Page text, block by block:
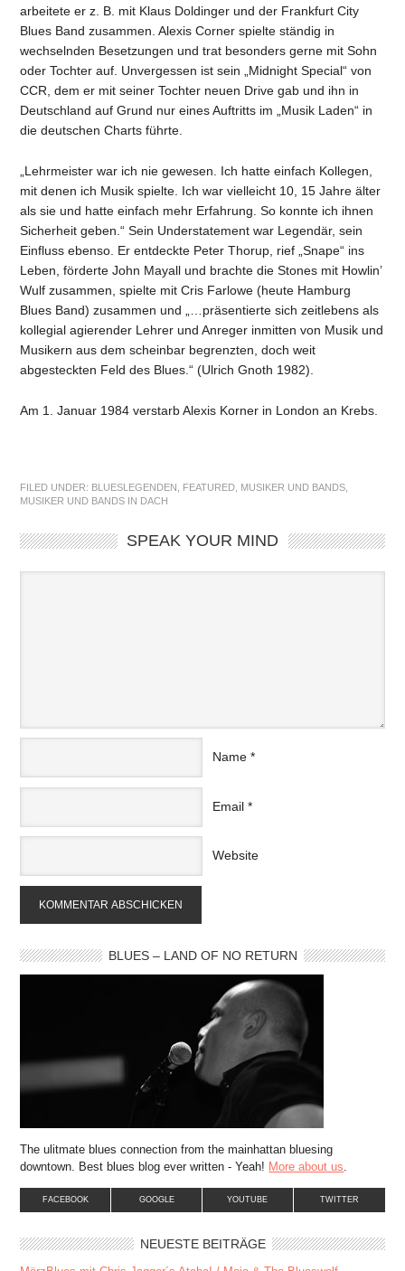
arbeitete er z. B. mit Klaus Doldinger und der Frankfurt City
Blues Band zusammen. Alexis Corner spielte ständig in
wechselnden Besetzungen und trat besonders gerne mit Sohn
oder Tochter auf. Unvergessen ist sein „Midnight Special“ von
CCR, dem er mit seiner Tochter neuen Drive gab und ihn in
Deutschland auf Grund nur eines Auftritts im „Musik Laden“ in
die deutschen Charts führte.
„Lehrmeister war ich nie gewesen. Ich hatte einfach Kollegen,
mit denen ich Musik spielte. Ich war vielleicht 10, 15 Jahre älter
als sie und hatte einfach mehr Erfahrung. So konnte ich ihnen
Sicherheit geben.“ Sein Understatement war Legendär, sein
Einfluss ebenso. Er entdeckte Peter Thorup, rief „Snape“ ins
Leben, förderte John Mayall und brachte die Stones mit Howlin’
Wulf zusammen, spielte mit Cris Farlowe (heute Hamburg
Blues Band) zusammen und „…präsentierte sich zeitlebens als
kollegial agierender Lehrer und Anreger inmitten von Musik und
Musikern aus dem scheinbar begrenzten, doch weit
abgesteckten Feld des Blues.“ (Ulrich Gnoth 1982).
Am 1. Januar 1984 verstarb Alexis Korner in London an Krebs.
FILED UNDER: BLUESLEGENDEN FEATURED MUSIKER UND BANDS
MUSIKER UND BANDS IN DACH
SPEAK YOUR MIND
Name *
Email *
Website
BLUES – LAND OF NO RETURN
The ulitmate blues connection from the mainhattan bluesing
downtown. Best blues blog ever written - Yeah! More about us
FACEBOOK GOOGLE YOUTUBE TWITTER
NEUESTE BEITRÄGE